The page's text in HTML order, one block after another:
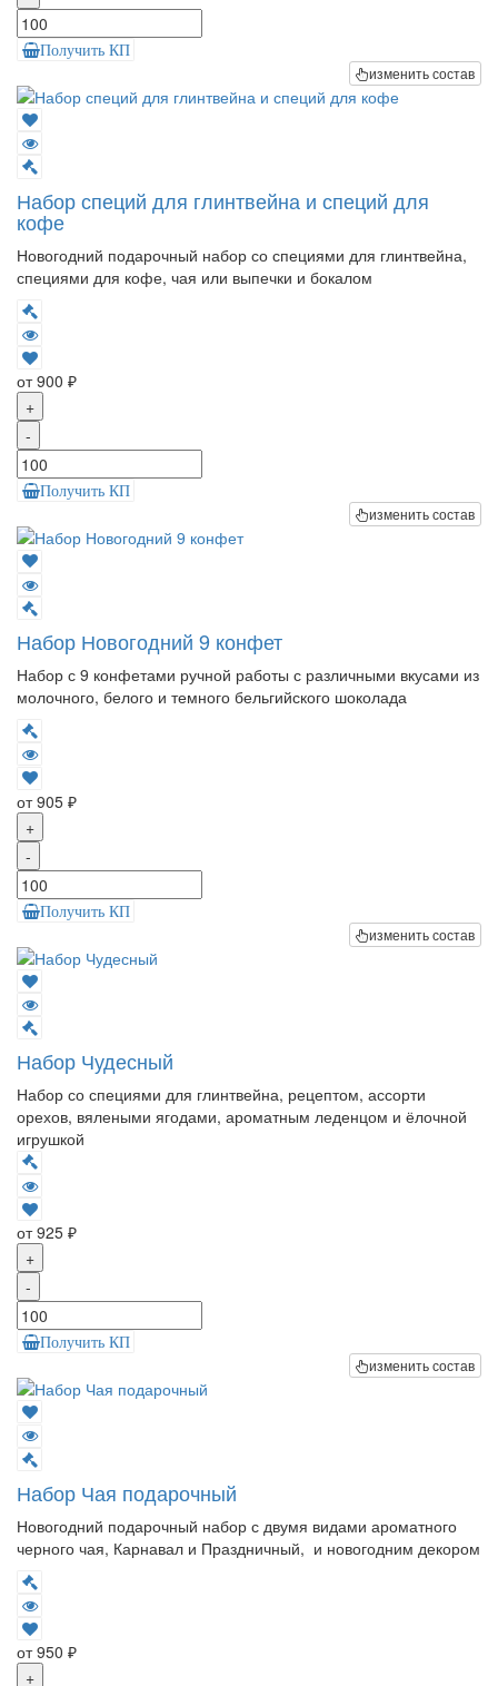
Получить КП
изменить состав
Набор специй для глинтвейна и специй для
кофе
Новогодний подарочный набор со специями для глинтвейна,
специями для кофе, чая или выпечки и бокалом
от 900 ₽
+
-
Получить КП
изменить состав
Набор Новогодний 9 конфет
Набор с 9 конфетами ручной работы с различными вкусами из
молочного, белого и темного бельгийского шоколада
от 905 ₽
+
-
Получить КП
изменить состав
Набор Чудесный
Набор со специями для глинтвейна, рецептом, ассорти
орехов, вялеными ягодами, ароматным леденцом и ёлочной
игрушкой
от 925 ₽
+
-
Получить КП
изменить состав
Набор Чая подарочный
Новогодний подарочный набор с двумя видами ароматного
черного чая, Карнавал и Праздничный, и новогодним декором
от 950 ₽
+